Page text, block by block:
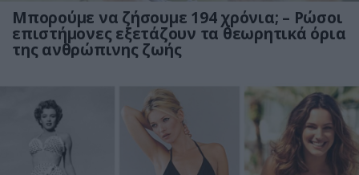
Μπορούμε να ζήσουμε 194 χρόνια; – Ρώσοι
επιστήμονες εξετάζουν τα θεωρητικά όρια
της ανθρώπινης ζωής